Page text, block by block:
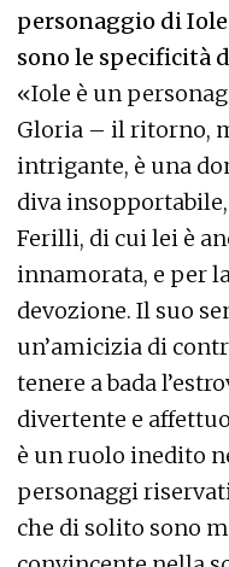
personaggio di
sono le specificità
«Iole è un
Gloria – il ritorno,
intrigante, è una
diva
Ferilli, di cui lei è
innamorata, e per
devozione. Il suo
un’amicizia di
tenere a bada
divertente e
è un ruolo inedito
personaggi
che di solito sono